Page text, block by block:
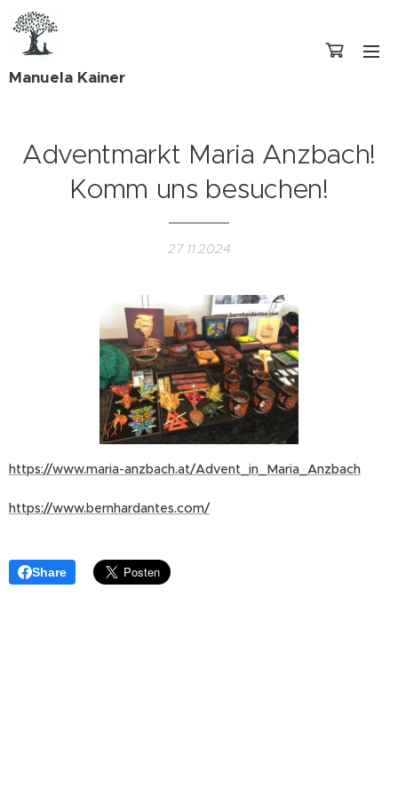
Manuela Kainer
Adventmarkt Maria Anzbach!
Komm uns besuchen!
27.11.2024
https://www.maria-anzbach.at/Advent_in_Maria_Anzbach
https://www.bernhardantes.com/
Share